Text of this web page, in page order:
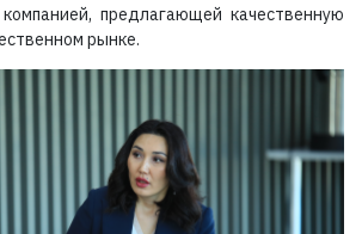
предлагающей качественную
рынке.